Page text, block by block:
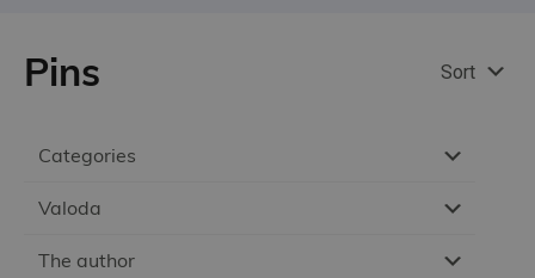
Categories
Valoda
The author
Pins Sort